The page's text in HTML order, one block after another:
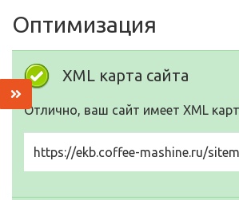
Оптимизация
XML карта сайта
Отлично, ваш сайт имеет XML
https://ekb.coffee-mashine.ru/